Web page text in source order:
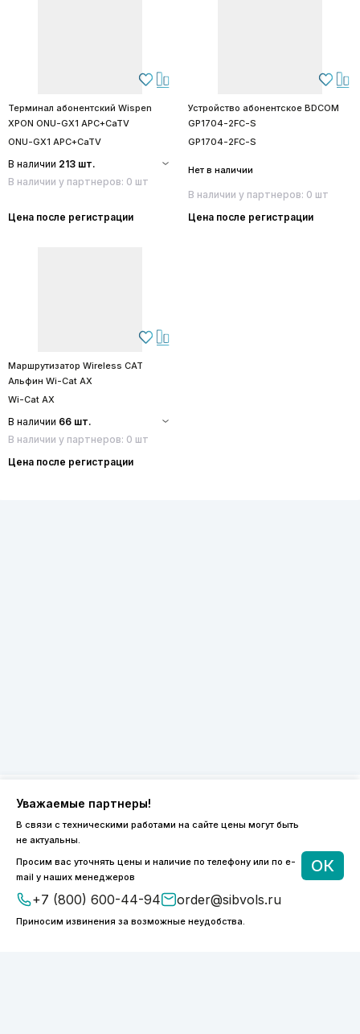
Терминал абонентский Wispen
XPON ONU-GX1 APC+CaTV
ONU-GX1 APC+CaTV
В наличии 213 шт.
В наличии у партнеров: 0 шт
Цена после регистрации
Устройство абонентское BDCOM
GP1704-2FC-S
GP1704-2FC-S
Нет в наличии
В наличии у партнеров: 0 шт
Цена после регистрации
Маршрутизатор Wireless CAT
Альфин Wi-Cat AX
Wi-Cat AX
В наличии 66 шт.
В наличии у партнеров: 0 шт
Цена после регистрации
Уважаемые партнеры!
В связи с техническими работами на сайте цены могут быть
не актуальны.
Просим вас уточнять цены и наличие по телефону или по e-
mail у наших менеджеров
+7 (800) 600-44-94 order@sibvols.ru
Приносим извинения за возможные неудобства.
ОК
8 (800) 600-44-94
ПН-ПТ 9:00 - 18:00
order@sibvols.ru
О компании
Каталог
Доставка и оплата
Контакты